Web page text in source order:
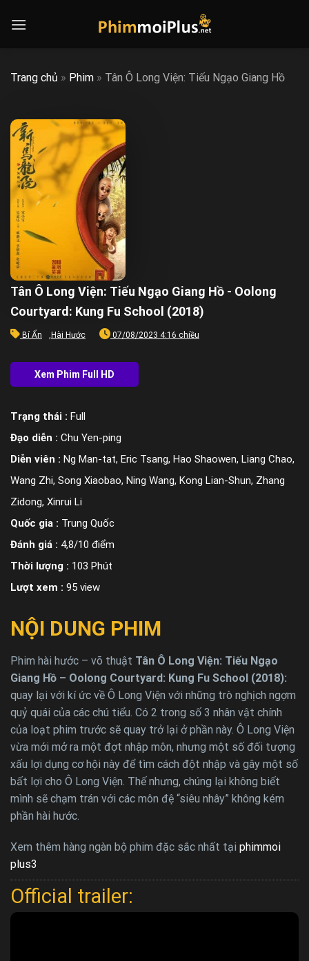
Trang chủ » Phim » Tân Ô Long Viện: Tiếu Ngạo Giang Hồ
Tân Ô Long Viện: Tiếu Ngạo Giang Hồ - Oolong
Courtyard: Kung Fu School (2018)
Bí Ẩn , Hài Hước 07/08/2023 4:16 chiều
Trạng thái : Full
Đạo diễn : Chu Yen-ping
Diễn viên : Ng Man-tat, Eric Tsang, Hao Shaowen, Liang Chao,
Wang Zhi, Song Xiaobao, Ning Wang, Kong Lian-Shun, Zhang
Zidong, Xinrui Li
Quốc gia : Trung Quốc
Đánh giá : 4,8/10 điểm
Thời lượng : 103 Phút
Lượt xem : 95 view
NỘI DUNG PHIM
Phim hài hước – võ thuật Tân Ô Long Viện: Tiếu Ngạo
Giang Hồ – Oolong Courtyard: Kung Fu School (2018):
quay lại với kí ức về Ô Long Viện với những trò nghịch ngợm
quỷ quái của các chú tiểu. Có 2 trong số 3 nhân vật chính
của loạt phim trước sẽ quay trở lại ở phần này. Ô Long Viện
vừa mới mở ra một đợt nhập môn, nhưng một số đối tượng
xấu lợi dụng cơ hội này để tìm cách đột nhập và gây một số
bất lợi cho Ô Long Viện. Thế nhưng, chúng lại không biết
mình sẽ chạm trán với các môn đệ “siêu nhây” không kém
phần hài hước.
Xem thêm hàng ngàn bộ phim đặc sắc nhất tại phimmoi
plus3
Official trailer: